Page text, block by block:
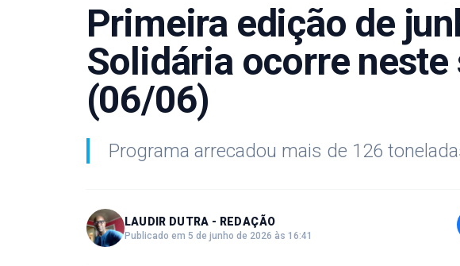
Primeira edição de
Solidária ocorre neste
(06/06)
Programa arrecadou mais de 126
LAUDIR DUTRA - REDAÇÃO
Publicado em 5 de junho de 2026 às 16:41